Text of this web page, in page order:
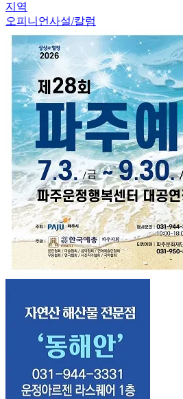
지역
오피니언사설/칼럼